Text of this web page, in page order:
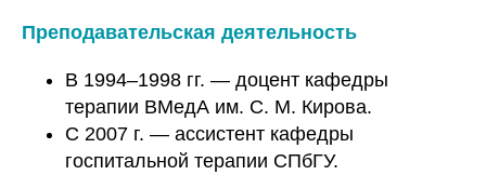
Преподавательская деятельность
В 1994–1998 гг. — доцент кафедры
терапии ВМедА им. С. М. Кирова.
С 2007 г. — ассистент кафедры
госпитальной терапии СПбГУ.